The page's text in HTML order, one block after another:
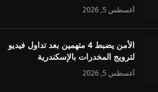
أغسطس 5, 2026
الأمن يضبط 4 متهمين بعد تداول فيديو
لترويج المخدرات بالإسكندرية
أغسطس 5, 2026